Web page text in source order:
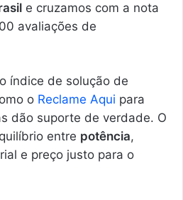
e cruzamos com a nota
avaliações de
índice de solução de
o Reclame Aqui para
dão suporte de verdade. O
entre potência,
e preço justo para o